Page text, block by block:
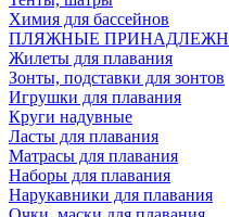
Химия для бассейнов
ПЛЯЖНЫЕ
Жилеты для плавания
Зонты, подставки для зонтов
Игрушки для плавания
Круги надувные
Ласты для плавания
Матрасы для плавания
Наборы для плавания
Нарукавники для плавания